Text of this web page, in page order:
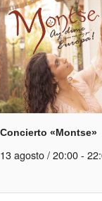
Concierto «Montse»
13 agosto / 20:00-